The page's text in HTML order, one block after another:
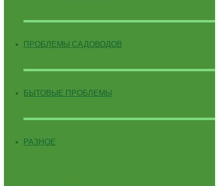
ПРОБЛЕМЫ САДОВОДОВ
БЫТОВЫЕ ПРОБЛЕМЫ
РАЗНОЕ